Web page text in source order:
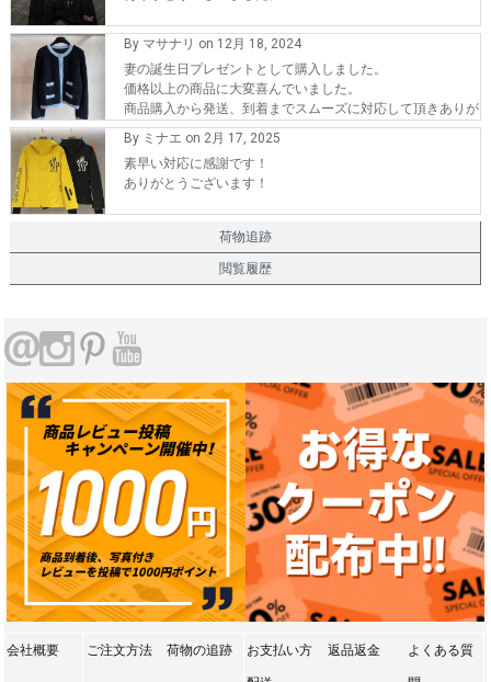
荷物追跡
閲覧履歴
By マサナリ on 12月 18, 2024
妻の誕生日プレゼントとして購入しました。
価格以上の商品に大変喜んでいました。
商品購入から発送、到着までスムーズに対応して頂きありが
とうございます。
また、機会が有れば購入したいです。
By ミナエ on 2月 17, 2025
素早い対応に感謝です！
ありがとうございます！
会社概要 ご注文方法 荷物の追跡 お支払い方 返品返金 よくある質